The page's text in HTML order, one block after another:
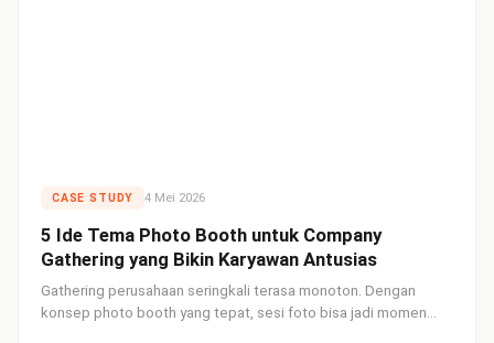
CASE STUDY 4 Mei 2026
5 Ide Tema Photo Booth untuk Company
Gathering yang Bikin Karyawan Antusias
Gathering perusahaan seringkali terasa monoton. Dengan
konsep photo booth yang tepat, sesi foto bisa jadi momen